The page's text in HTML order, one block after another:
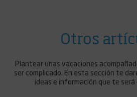
Otros
Plantear unas vacaciones
ser complicado. En esta sección te
ideas e información que te